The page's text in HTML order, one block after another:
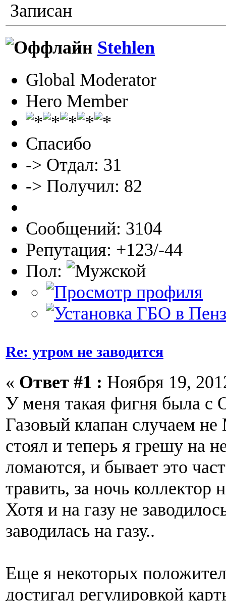
Записан
Stehlen
Global Moderator
Hero Member
Спасибо
-> Отдал: 31
-> Получил: 82
Сообщений: 3104
Репутация: +123/-44
Пол:
Re: утром не заводится
« Ответ #1 : Ноября 19,
У меня такая фигня была с
Газовый клапан случаем
стоял и теперь я грешу на
ломаются, и бывает это
травить, за ночь коллектор
Хотя и на газу не
заводилась на газу..
Еще я некоторых
достигал регулировкой